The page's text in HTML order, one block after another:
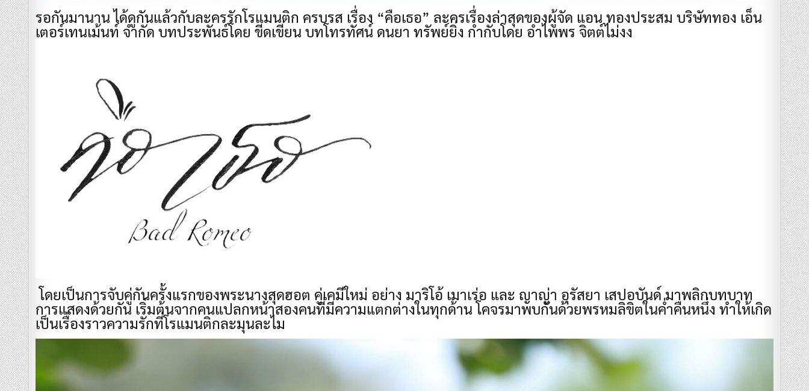
รอกันมานาน ได้ดูกันแล้วกับละครรักโรแมนติก ครบรส เรื่อง “คือเธอ” ละครเรื่องล่าสุดของผู้จัด แอน ทองประสม บริษัททอง เอ็น
เตอร์เทนเม้นท์ จำกัด บทประพันธ์โดย ขีดเขียน บทโทรทัศน์ ดนยา ทรัพย์ยิ่ง กำกับโดย อำไพพร จิตต์ไม่งง
โดยเป็นการจับคู่กันครั้งแรกของพระนางสุดฮอต คู่เคมีใหม่ อย่าง มาริโอ้ เมาเร่อ และ ญาญ่า อุรัสยา เสปอบันด์ มาพลิกบทบาท
การแสดงด้วยกัน เริ่มต้นจากคนแปลกหน้าสองคนที่มีความแตกต่างในทุกด้าน โคจรมาพบกันด้วยพรหมลิขิตในค่ำคืนหนึ่ง ทำให้เกิด
เป็นเรื่องราวความรักที่โรแมนติกละมุนละไม